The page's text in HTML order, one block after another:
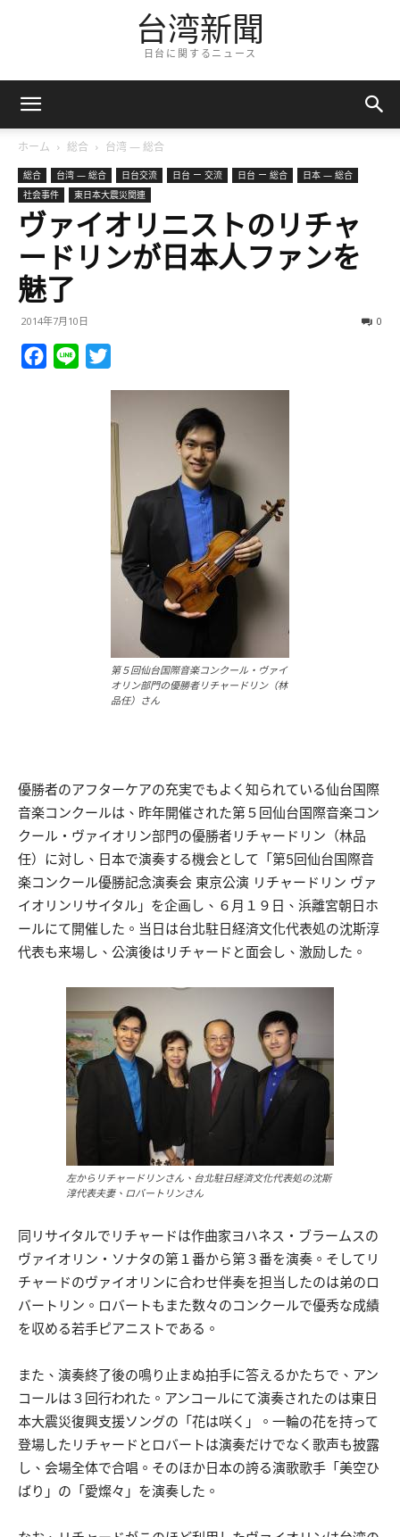
台湾新聞
日台に関するニュース
ホーム 総合 台湾 — 総合
総合 台湾 — 総合 日台交流 日台 ー 交流 日台 ー 総合
日本 — 総合
社会事件
東日本大震災関連
ヴァイオリニストのリチャ
ードリンが日本人ファンを
魅了
2014年7月10日 0
Facebook
Line
第５回仙台国際音楽コンクール・ヴァイ
オリン部門の優勝者リチャードリン（林
品任）さん
優勝者のアフターケアの充実でもよく知られている仙台国際
音楽コンクールは、昨年開催された第５回仙台国際音楽コン
クール・ヴァイオリン部門の優勝者リチャードリン（林品
任）に対し、日本で演奏する機会として「第5回仙台国際音
楽コンクール優勝記念演奏会 東京公演 リチャードリン ヴァ
イオリンリサイタル」を企画し、６月１９日、浜離宮朝日ホ
ールにて開催した。当日は台北駐日経済文化代表処の沈斯淳
代表も来場し、公演後はリチャードと面会し、激励した。
左からリチャードリンさん、台北駐日経済文化代表処の沈斯
淳代表夫妻、ロバートリンさん
同リサイタルでリチャードは作曲家ヨハネス・ブラームスの
ヴァイオリン・ソナタの第１番から第３番を演奏。そしてリ
チャードのヴァイオリンに合わせ伴奏を担当したのは弟のロ
バートリン。ロバートもまた数々のコンクールで優秀な成績
を収める若手ピアニストである。
また、演奏終了後の鳴り止まぬ拍手に答えるかたちで、アン
コールは３回行われた。アンコールにて演奏されたのは東日
本大震災復興支援ソングの「花は咲く」。一輪の花を持って
登場したリチャードとロバートは演奏だけでなく歌声も披露
し、会場全体で合唱。そのほか日本の誇る演歌歌手「美空ひ
ばり」の「愛燦々」を演奏した。